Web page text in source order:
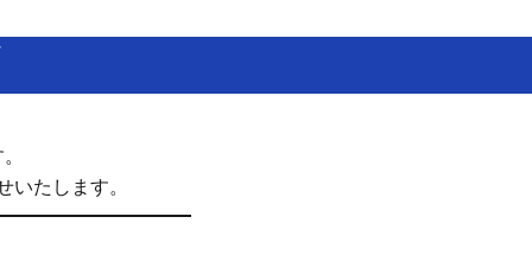
いたします。